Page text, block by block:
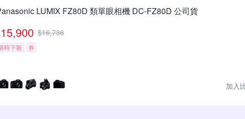
LUMIX FZ80D 類單眼相機 DC-FZ80D 公司貨
15,900 $16,736
時下殺 券
加入